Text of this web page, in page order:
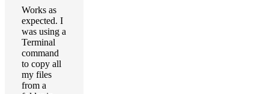
Works as
expected. I
was using a
Terminal
command
to copy all
my files
from a